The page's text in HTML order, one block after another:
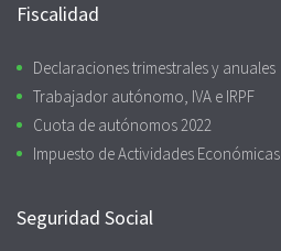
Fiscalidad
Declaraciones trimestrales y anuales
Trabajador autónomo, IVA e IRPF
Cuota de autónomos 2022
Impuesto de Actividades Económicas
Seguridad Social